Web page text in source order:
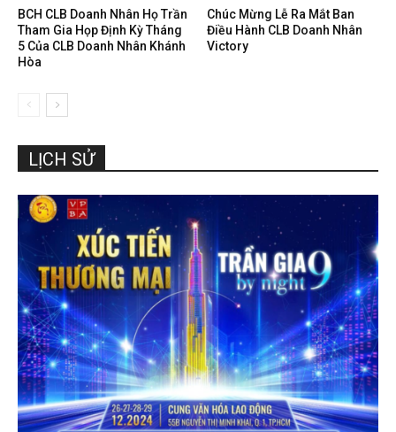
BCH CLB Doanh Nhân Họ Trần
Tham Gia Họp Định Kỳ Tháng
5 Của CLB Doanh Nhân Khánh
Hòa
Chúc Mừng Lễ Ra Mắt Ban
Điều Hành CLB Doanh Nhân
Victory
LỊCH SỬ